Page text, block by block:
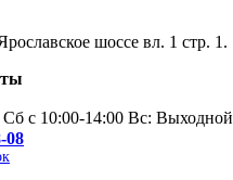
шоссе вл. 1 стр. 1.
Сб с 10:00-14:00 Вс: Выходной
08